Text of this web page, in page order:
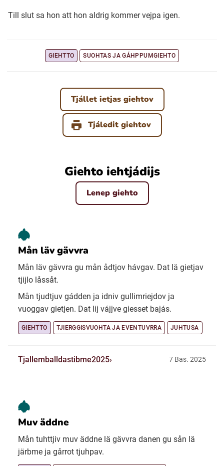
Arli (Romska)
Kelderash (Romska)
Till slut sa hon att hon aldrig kommer vejpa igen.
GIEHTTO SUOHTAS JA GÁHPPUMGIEHTO
Tjállet ietjas giehtov
Tjáledit giehtov
Giehto iehtjádijs
Lenep giehto
Mån läv gävvra
Mån läv gävvra gu mån ådtjov hávgav. Dat lä gietjav
tjijlo låssåt.
Mån tjudtjuv gádden ja idniv gullimriejdov ja
vuoggav gietjen. Dat lij vájjve giesset bajás.
GIEHTTO TJIERGGISVUOHTA JA EVENTUVRRA JUHTUSA
Tjallemballdastibme2025 7 Bas. 2025
Muv äddne
Mån tuhttjiv muv äddne lä gävvra danen gu sån lä
järbme ja gårrot tjuhpav.